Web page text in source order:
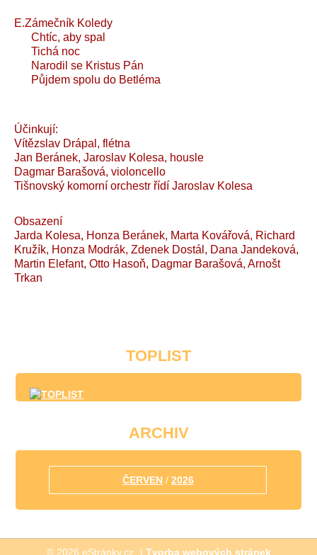
E.Zámečník Koledy
Chtíc, aby spal
Tichá noc
Narodil se Kristus Pán
Půjdem spolu do Betléma
Účinkují:
Vítězslav Drápal, flétna
Jan Beránek, Jaroslav Kolesa, housle
Dagmar Barašová, violoncello
Tišnovský komorní orchestr řídí Jaroslav Kolesa
Obsazení
Jarda Kolesa, Honza Beránek, Marta Kovářová, Richard
Kružík, Honza Modrák, Zdenek Dostál, Dana Jandeková,
Martin Elefant, Otto Hasoň, Dagmar Barašová, Arnošt
Trkan
TOPLIST
ARCHIV
ČERVEN/ 2026
© 2026 eStránky.cz | Tvorba webových stránek